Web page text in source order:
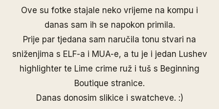
Ove su fotke stajale neko vrijeme na kompu i
danas sam ih se napokon primila.
Prije par tjedana sam naručila tonu stvari na
sniženjima s ELF-a i MUA-e, a tu je i jedan Lushev
highlighter te Lime crime ruž i tuš s Beginning
Boutique stranice.
Danas donosim slikice i swatcheve. :)